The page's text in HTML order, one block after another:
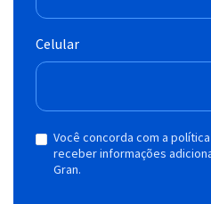
Celular
Você concorda com a
receber informações
Gran.